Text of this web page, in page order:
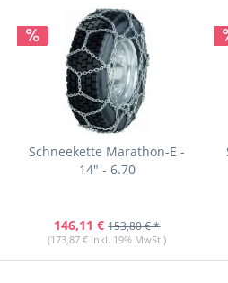
Schneekette Marathon-E -
14" - 6.70
146,11 € 153,80 € *
(173,87 € inkl. 19% MwSt.)